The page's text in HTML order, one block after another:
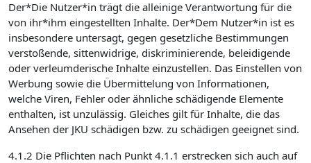
Der*Die Nutzer*in trägt die alleinige Verantwortung für die
von ihr*ihm eingestellten Inhalte. Der*Dem Nutzer*in ist es
insbesondere untersagt, gegen gesetzliche Bestimmungen
verstoßende, sittenwidrige, diskriminierende, beleidigende
oder verleumderische Inhalte einzustellen. Das Einstellen von
Werbung sowie die Übermittelung von Informationen,
welche Viren, Fehler oder ähnliche schädigende Elemente
enthalten, ist unzulässig. Gleiches gilt für Inhalte, die das
Ansehen der JKU schädigen bzw. zu schädigen geeignet sind.
4.1.2 Die Pflichten nach Punkt 4.1.1 erstrecken sich auch auf